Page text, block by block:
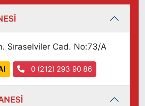
Sıraselviler Cad. No:73/A
0 (212) 293 90 86